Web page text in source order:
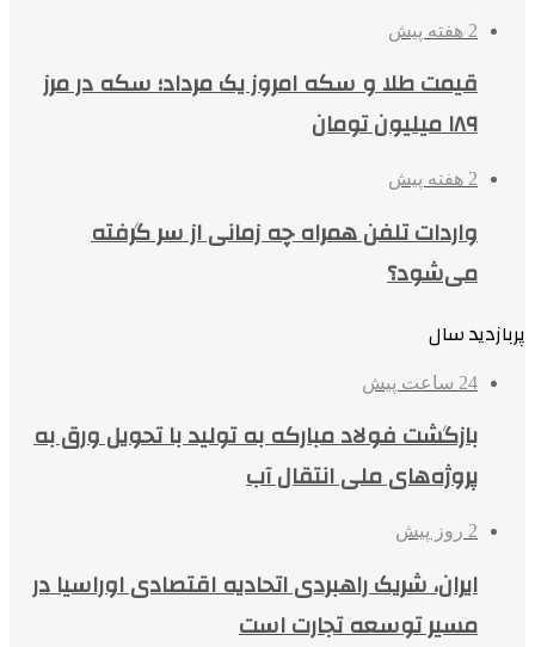
2 هفته پیش
قیمت طلا و سکه امروز یک مرداد؛ سکه در مرز
۱۸۹ میلیون تومان
2 هفته پیش
واردات تلفن همراه چه زمانی از سر گرفته
می‌شود؟
پربازدید سال
24 ساعت پیش
بازگشت فولاد مبارکه به تولید با تحویل ورق به
پروژه‌های ملی انتقال آب
2 روز پیش
ایران، شریک راهبردی اتحادیه اقتصادی اوراسیا در
مسیر توسعه تجارت است